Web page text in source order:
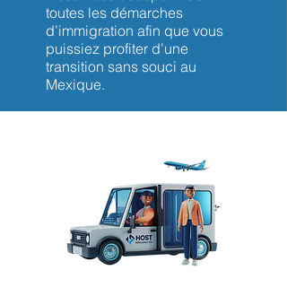
toutes les démarches
d’immigration afin que vous
puissiez profiter d’une
transition sans souci au
Mexique.